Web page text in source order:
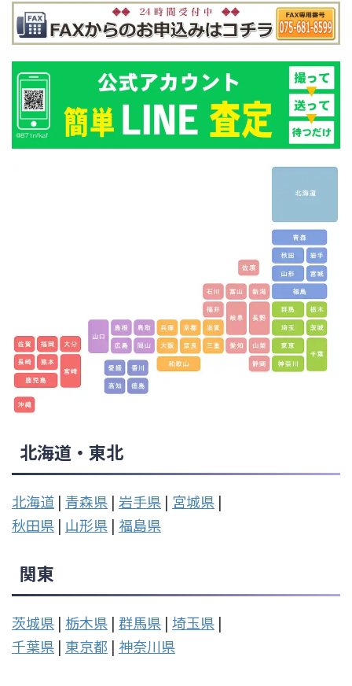
北海道・東北
北海道 | 青森県 | 岩手県 | 宮城県 |
秋田県 | 山形県 | 福島県
関東
茨城県 | 栃木県 | 群馬県 | 埼玉県 |
千葉県 | 東京都 | 神奈川県